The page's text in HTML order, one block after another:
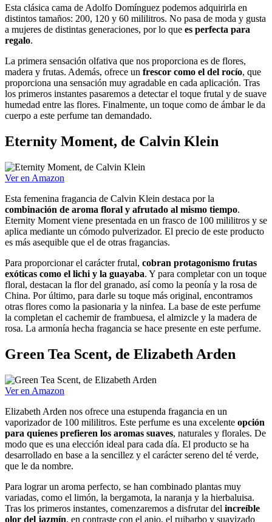
Esta clásica cama de Adolfo Domínguez podemos adquirirla en
distintos tamaños: 200, 120 y 60 mililitros. No pasa de moda y gusta
a mujeres de distintas generaciones, por lo que es perfecta para
regalo.
La primera sensación olfativa que nos proporciona es de flores,
madera y frutas. Además, ofrece un frescor como el del rocío, que
proporciona una sensación muy agradable en cada aplicación. Tras
los primeros instantes pasaremos a detectar el toque frutal y de suave
humedad entre las flores. Finalmente, un toque como de ámbar le da
cuerpo a este perfume tan demandado.
Eternity Moment, de Calvin Klein
Ver en Amazon
Esta femenina fragancia de Calvin Klein destaca por la
combinación de aroma floral y afrutado al mismo tiempo.
Eternity Moment viene presentada en un frasco de 100 mililitros y se
aplica mediante un cómodo pulverizador. El precio de este producto
es más asequible que el de otras fragancias.
Para proporcionar el carácter frutal, cobran protagonismo frutas
exóticas como el lichi y la guayaba. Y para completar con un toque
floral, destacan la flor del granado, así como la peonía y la rosa de
China. Por último, para darle su toque más original, encontramos
otras flores como la pasionaria y la ninfea. La base de este perfume
la completan el cachemir de frambuesa, el almizcle y la madera de
rosa. La armonía hecha fragancia se hace presente en este perfume.
Green Tea Scent, de Elizabeth Arden
Ver en Amazon
Elizabeth Arden nos ofrece una estupenda fragancia en un
vaporizador de 100 mililitros. Este perfume es una excelente opción
para quienes prefieren los aromas suaves, naturales y florales. De
modo que es una elección ideal para cada día. El producto se ha
desarrollado en base a la sencillez y el carácter sereno del té verde,
que le da nombre.
Para lograr un aroma perfecto, se han combinado plantas muy
variadas, como el limón, la bergamota, la naranja y la hierbaluisa.
Tras los primeros instantes, comenzaremos a disfrutar del increíble
olor del jazmín, en contraste con el apio, el ruibarbo y suavizado